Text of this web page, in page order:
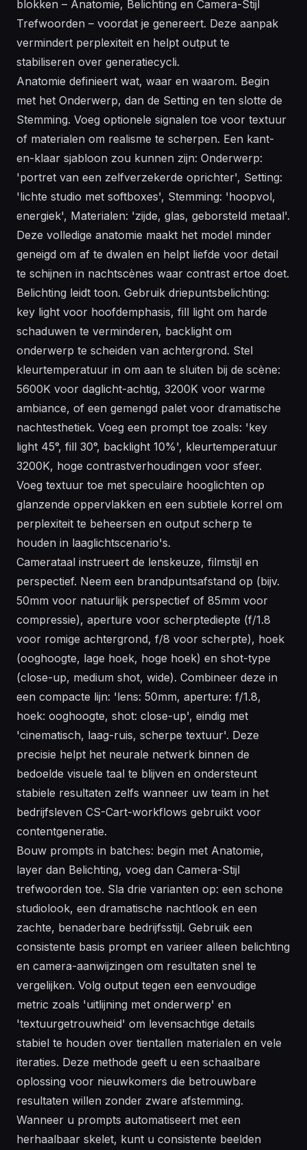
blokken – Anatomie, Belichting en Camera-Stijl
Trefwoorden – voordat je genereert. Deze aanpak
vermindert perplexiteit en helpt output te
stabiliseren over generatiecycli.
Anatomie definieert wat, waar en waarom. Begin
met het Onderwerp, dan de Setting en ten slotte de
Stemming. Voeg optionele signalen toe voor textuur
of materialen om realisme te scherpen. Een kant-
en-klaar sjabloon zou kunnen zijn: Onderwerp:
'portret van een zelfverzekerde oprichter', Setting:
'lichte studio met softboxes', Stemming: 'hoopvol,
energiek', Materialen: 'zijde, glas, geborsteld metaal'.
Deze volledige anatomie maakt het model minder
geneigd om af te dwalen en helpt liefde voor detail
te schijnen in nachtscènes waar contrast ertoe doet.
Belichting leidt toon. Gebruik driepuntsbelichting:
key light voor hoofdemphasis, fill light om harde
schaduwen te verminderen, backlight om
onderwerp te scheiden van achtergrond. Stel
kleurtemperatuur in om aan te sluiten bij de scène:
5600K voor daglicht-achtig, 3200K voor warme
ambiance, of een gemengd palet voor dramatische
nachtesthetiek. Voeg een prompt toe zoals: 'key
light 45°, fill 30°, backlight 10%', kleurtemperatuur
3200K, hoge contrastverhoudingen voor sfeer.
Voeg textuur toe met speculaire hooglichten op
glanzende oppervlakken en een subtiele korrel om
perplexiteit te beheersen en output scherp te
houden in laaglichtscenario's.
Camerataal instrueert de lenskeuze, filmstijl en
perspectief. Neem een brandpuntsafstand op (bijv.
50mm voor natuurlijk perspectief of 85mm voor
compressie), aperture voor scherptediepte (f/1.8
voor romige achtergrond, f/8 voor scherpte), hoek
(ooghoogte, lage hoek, hoge hoek) en shot-type
(close-up, medium shot, wide). Combineer deze in
een compacte lijn: 'lens: 50mm, aperture: f/1.8,
hoek: ooghoogte, shot: close-up', eindig met
'cinematisch, laag-ruis, scherpe textuur'. Deze
precisie helpt het neurale netwerk binnen de
bedoelde visuele taal te blijven en ondersteunt
stabiele resultaten zelfs wanneer uw team in het
bedrijfsleven CS-Cart-workflows gebruikt voor
contentgeneratie.
Bouw prompts in batches: begin met Anatomie,
layer dan Belichting, voeg dan Camera-Stijl
trefwoorden toe. Sla drie varianten op: een schone
studiolook, een dramatische nachtlook en een
zachte, benaderbare bedrijfsstijl. Gebruik een
consistente basis prompt en varieer alleen belichting
en camera-aanwijzingen om resultaten snel te
vergelijken. Volg output tegen een eenvoudige
metric zoals 'uitlijning met onderwerp' en
'textuurgetrouwheid' om levensachtige details
stabiel te houden over tientallen materialen en vele
iteraties. Deze methode geeft u een schaalbare
oplossing voor nieuwkomers die betrouwbare
resultaten willen zonder zware afstemming.
Wanneer u prompts automatiseert met een
herhaalbaar skelet, kunt u consistente beelden